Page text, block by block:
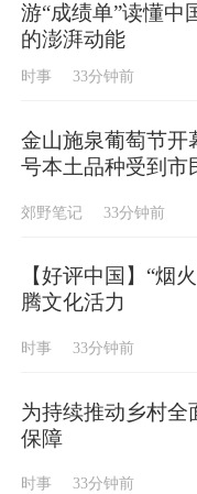
游“成绩单”读懂中
的澎湃动能
时事 33分钟前
金山施泉葡萄节开
号本土品种受到市
郊野笔记 33分钟前
【好评中国】“烟
腾文化活力
时事 33分钟前
为持续推动乡村全
保障
时事 33分钟前